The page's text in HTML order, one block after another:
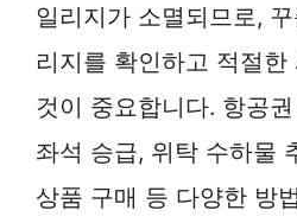
일리지가 소멸되므로,
리지를 확인하고 적절한
것이 중요합니다. 항공
좌석 승급, 위탁 수하물
상품 구매 등 다양한 방